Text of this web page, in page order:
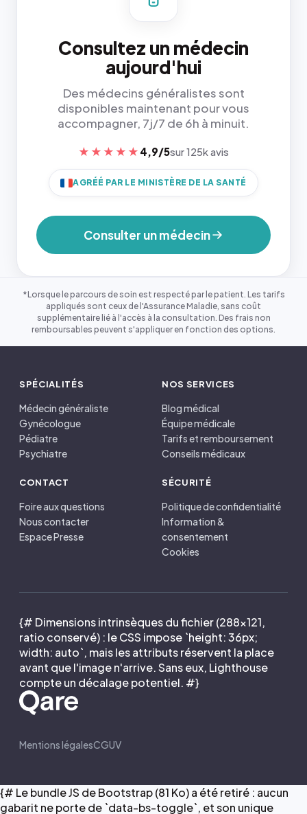
Consultez un médecin
aujourd'hui
Des médecins généralistes sont
disponibles maintenant pour vous
accompagner, 7j/7 de 6h à minuit.
★★★★★ 4,9/5sur 125k avis
AGRÉÉ PAR LE MINISTÈRE DE LA SANTÉ
Consulter un médecin
*Lorsque le parcours de soin est respecté par le patient. Les tarifs
appliqués sont ceux de l'Assurance Maladie, sans coût
supplémentaire lié à l'accès à la consultation. Des frais non
remboursables peuvent s'appliquer en fonction des options.
SPÉCIALITÉS
Médecin généraliste
Gynécologue
Pédiatre
Psychiatre
NOS SERVICES
Blog médical
Équipe médicale
Tarifs et remboursement
Conseils médicaux
CONTACT
Foire aux questions
Nous contacter
Espace Presse
SÉCURITÉ
Politique de confidentialité
Information &
consentement
Cookies
{# Dimensions intrinsèques du fichier (288×121,
ratio conservé) : le CSS impose `height: 36px;
width: auto`, mais les attributs réservent la place
avant que l'image n'arrive. Sans eux, Lighthouse
compte un décalage potentiel. #}
Mentions légalesCGUV
{# Le bundle JS de Bootstrap (81 Ko) a été retiré : aucun
gabarit ne porte de `data-bs-toggle`, et son unique